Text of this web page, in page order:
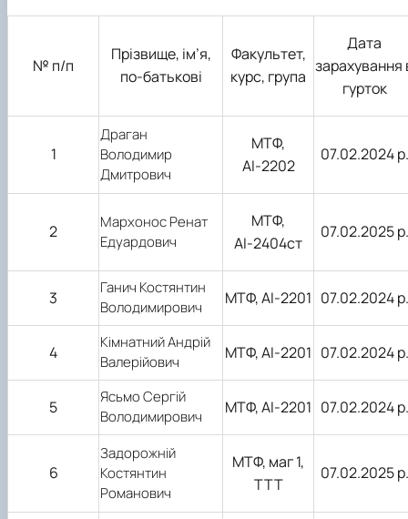
№ п/п
Прізвище, ім’я,
по-батькові
Факультет,
курс, група
Дата
зарахування
гурток
1
Драган
Володимир
Дмитрович
МТФ,
АІ-2202
07.02.2024 р.
2
Мархонос Ренат
Едуардович
МТФ,
АІ-2404ст
07.02.2025 р.
3
Ганич Костянтин
Володимирович
МТФ, АІ-2201 07.02.2024 р.
4
Кімнатний Андрій
Валерійович
МТФ, АІ-2201 07.02.2024 р.
5
Ясьмо Сергій
Володимирович
МТФ, АІ-2201 07.02.2024 р.
6
Задорожній
Костянтин
Романович
МТФ, маг 1,
ТТТ
07.02.2025р.